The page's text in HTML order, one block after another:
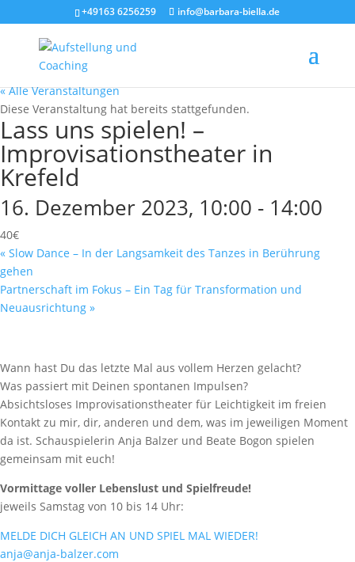
+49163 6256259 info@barbara-biella.de
« Alle Veranstaltungen
Diese Veranstaltung hat bereits stattgefunden.
Lass uns spielen! –
Improvisationstheater in
Krefeld
16. Dezember 2023, 10:00 - 14:00
40€
« Slow Dance – In der Langsamkeit des Tanzes in Berührung
gehen
Partnerschaft im Fokus – Ein Tag für Transformation und
Neuausrichtung »
Wann hast Du das letzte Mal aus vollem Herzen gelacht?
Was passiert mit Deinen spontanen Impulsen?
Absichtsloses Improvisationstheater für Leichtigkeit im freien
Kontakt zu mir, dir, anderen und dem, was im jeweiligen Moment
da ist. Schauspielerin Anja Balzer und Beate Bogon spielen
gemeinsam mit euch!
Vormittage voller Lebenslust und Spielfreude!
jeweils Samstag von 10 bis 14 Uhr:
MELDE DICH GLEICH AN UND SPIEL MAL WIEDER!
anja@anja-balzer.com